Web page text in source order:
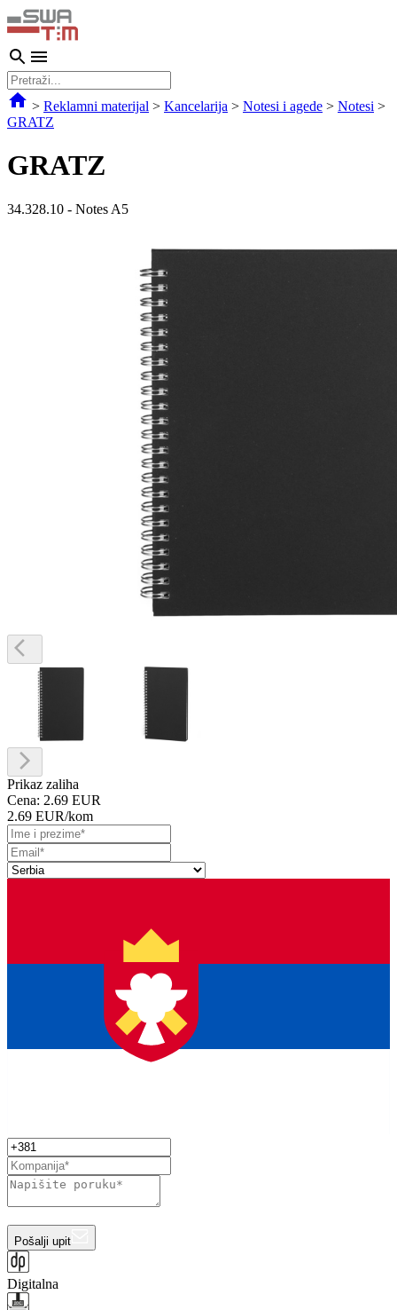
> Reklamni materijal > Kancelarija > Notesi i agede > Notesi >
GRATZ
GRATZ
34.328.10 - Notes A5
Prikaz zaliha
Cena: 2.69 EUR
2.69 EUR/kom
Pošalji upit
Digitalna